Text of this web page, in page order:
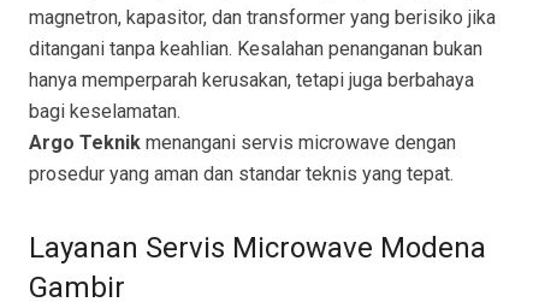
magnetron, kapasitor, dan transformer yang berisiko jika
ditangani tanpa keahlian. Kesalahan penanganan bukan
hanya memperparah kerusakan, tetapi juga berbahaya
bagi keselamatan.
Argo Teknik menangani servis microwave dengan
prosedur yang aman dan standar teknis yang tepat.
Layanan Servis Microwave Modena
Gambir